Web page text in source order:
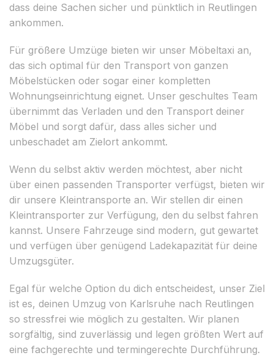
dass deine Sachen sicher und pünktlich in Reutlingen
ankommen.
Für größere Umzüge bieten wir unser Möbeltaxi an,
das sich optimal für den Transport von ganzen
Möbelstücken oder sogar einer kompletten
Wohnungseinrichtung eignet. Unser geschultes Team
übernimmt das Verladen und den Transport deiner
Möbel und sorgt dafür, dass alles sicher und
unbeschadet am Zielort ankommt.
Wenn du selbst aktiv werden möchtest, aber nicht
über einen passenden Transporter verfügst, bieten wir
dir unsere Kleintransporte an. Wir stellen dir einen
Kleintransporter zur Verfügung, den du selbst fahren
kannst. Unsere Fahrzeuge sind modern, gut gewartet
und verfügen über genügend Ladekapazität für deine
Umzugsgüter.
Egal für welche Option du dich entscheidest, unser Ziel
ist es, deinen Umzug von Karlsruhe nach Reutlingen
so stressfrei wie möglich zu gestalten. Wir planen
sorgfältig, sind zuverlässig und legen größten Wert auf
eine fachgerechte und termingerechte Durchführung.